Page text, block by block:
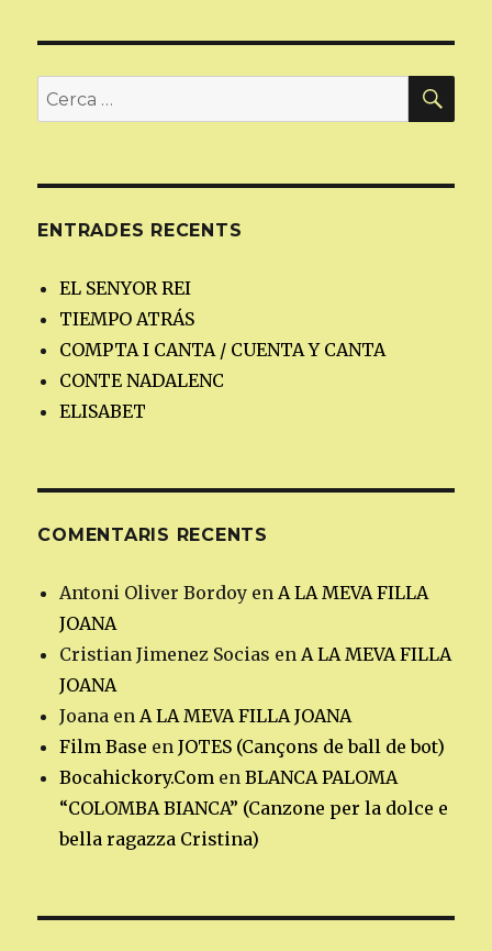
Cerca:
ENTRADES RECENTS
EL SENYOR REI
TIEMPO ATRÁS
COMPTA I CANTA / CUENTA Y CANTA
CONTE NADALENC
ELISABET
COMENTARIS RECENTS
Antoni Oliver Bordoy en A LA MEVA FILLA
JOANA
Cristian Jimenez Socias en A LA MEVA FILLA
JOANA
Joana en A LA MEVA FILLA JOANA
Film Base enJOTES (Cançons de ball de bot)
Bocahickory.Com enBLANCA PALOMA
“COLOMBA BIANCA” (Canzone per la dolce e
bella ragazza Cristina)